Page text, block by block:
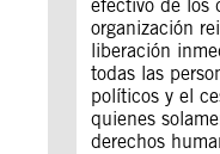
efectivo de los
organización
liberación
todas las
políticos y el
quienes
derechos